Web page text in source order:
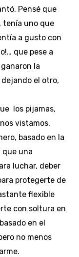
Pensé que
tenía uno que
a gusto con
que pese a
la
el otro,
los pijamas,
vistamos,
basado en la
que una
luchar, deber
protegerte de
flexible
con soltura en
en el
no menos